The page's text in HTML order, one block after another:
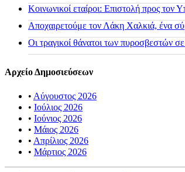
Κοινωνικοί εταίροι: Επιστολή προς
Αποχαιρετούμε τον Λάκη Χαλκιά, ένα
Οι τραγικοί θάνατοι των πυροσβεστών
Αρχείο Δημοσιεύσεων
• Αύγουστος 2026
• Ιούλιος 2026
• Ιούνιος 2026
• Μάιος 2026
• Απρίλιος 2026
• Μάρτιος 2026